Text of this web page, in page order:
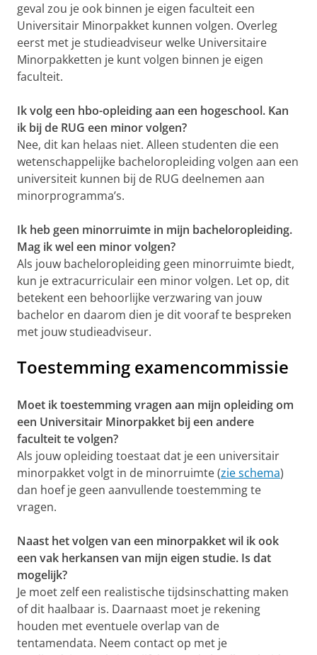
geval zou je ook binnen je eigen faculteit een
Universitair Minorpakket kunnen volgen. Overleg
eerst met je studieadviseur welke Universitaire
Minorpakketten je kunt volgen binnen je eigen
faculteit.
Ik volg een hbo-opleiding aan een hogeschool. Kan
ik bij de RUG een minor volgen?
Nee, dit kan helaas niet. Alleen studenten die een
wetenschappelijke bacheloropleiding volgen aan een
universiteit kunnen bij de RUG deelnemen aan
minorprogramma’s.
Ik heb geen minorruimte in mijn bacheloropleiding.
Mag ik wel een minor volgen?
Als jouw bacheloropleiding geen minorruimte biedt,
kun je extracurriculair een minor volgen. Let op, dit
betekent een behoorlijke verzwaring van jouw
bachelor en daarom dien je dit vooraf te bespreken
met jouw studieadviseur.
Toestemming examencommissie
Moet ik toestemming vragen aan mijn opleiding om
een Universitair Minorpakket bij een andere
faculteit te volgen?
Als jouw opleiding toestaat dat je een universitair
minorpakket volgt in de minorruimte (zie schema)
dan hoef je geen aanvullende toestemming te
vragen.
Naast het volgen van een minorpakket wil ik ook
een vak herkansen van mijn eigen studie. Is dat
mogelijk?
Je moet zelf een realistische tijdsinschatting maken
of dit haalbaar is. Daarnaast moet je rekening
houden met eventuele overlap van de
tentamendata. Neem contact op met je